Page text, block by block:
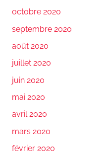
octobre 2020
septembre 2020
août 2020
juillet 2020
juin 2020
mai 2020
avril 2020
mars 2020
février 2020